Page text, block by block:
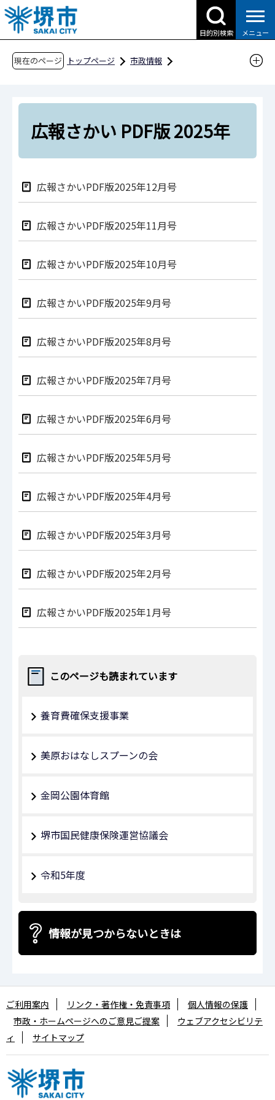
こ
の
ペ
目的別検索 メニュー
現在のページ トップページ
市政情報
広報さかい
広報さかい PDF版
広報さかい PDF版 2025年
広報さかい PDF版 2025年
広報さかいPDF版2025年12月号
広報さかいPDF版2025年11月号
広報さかいPDF版2025年10月号
広報さかいPDF版2025年9月号
広報さかいPDF版2025年8月号
広報さかいPDF版2025年7月号
広報さかいPDF版2025年6月号
広報さかいPDF版2025年5月号
広報さかいPDF版2025年4月号
広報さかいPDF版2025年3月号
広報さかいPDF版2025年2月号
広報さかいPDF版2025年1月号
このページも読まれています
養育費確保支援事業
美原おはなしスプーンの会
金岡公園体育館
堺市国民健康保険運営協議会
令和5年度
情報が見つからないときは
ご利用案内 リンク・著作権・免責事項
個人情報の保護
市政・ホームページへのご意見ご提案
ウェブアクセシビリテ
ィ
サイトマップ